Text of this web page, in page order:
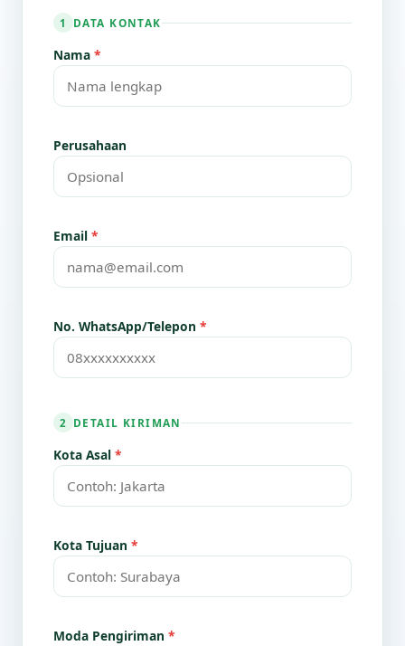
1 DATA KONTAK
Nama *
Perusahaan
Email *
No. WhatsApp/Telepon *
2 DETAIL KIRIMAN
Kota Asal *
Kota Tujuan *
Moda Pengiriman *